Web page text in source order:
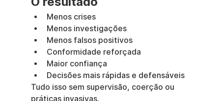
Menos crises
Menos investigações
Menos falsos positivos
Conformidade reforçada
Maior confiança
Decisões mais rápidas e defensáveis
Tudo isso sem supervisão, coerção ou
práticas invasivas.